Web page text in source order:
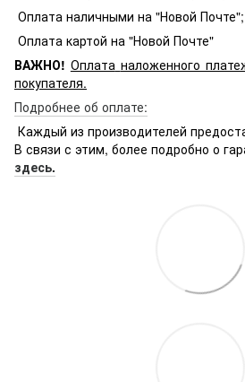
Оплата наличными на "Новой Почте";
Оплата картой на "Новой Почте"
ВАЖНО! Оплата наложенного
покупателя.
Подробнее об оплате:
Каждый из производителей
В связи с этим, более подробно о
здесь.